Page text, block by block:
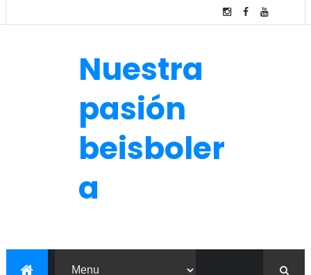
Nuestra
pasión
beisboler
a